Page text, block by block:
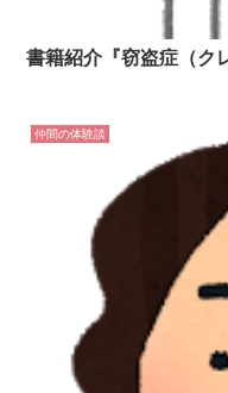
書籍紹介『窃盗症（ク
仲間の体験談